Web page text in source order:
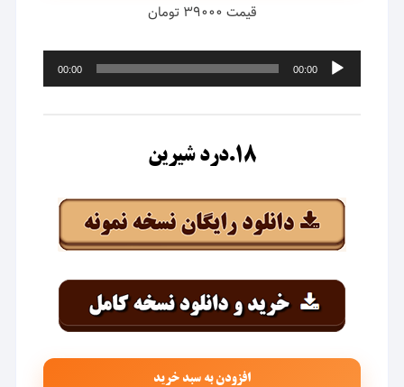
قیمت ۳۹۰۰۰ تومان
پخش‌کننده
صوت
00:00
00:00
۱۸.درد شیرین
افزودن به سبد خرید